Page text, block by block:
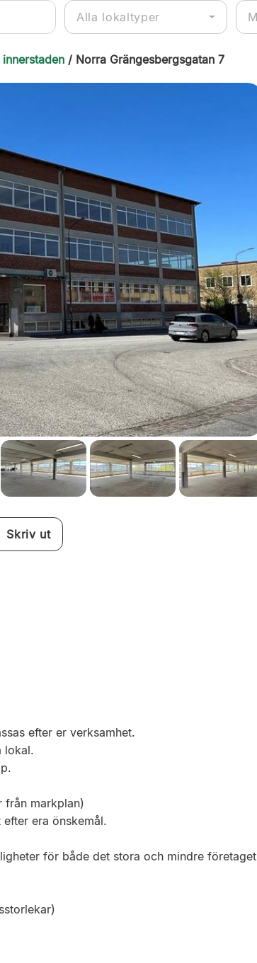
Alla lokaltyper
/ Norra Grängesbergsgatan 7
Skriv ut
efter er verksamhet.
lokal.
från markplan)
era önskemål.
för både det stora och mindre företaget